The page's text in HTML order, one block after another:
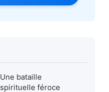
Une bataille
spirituelle féroce